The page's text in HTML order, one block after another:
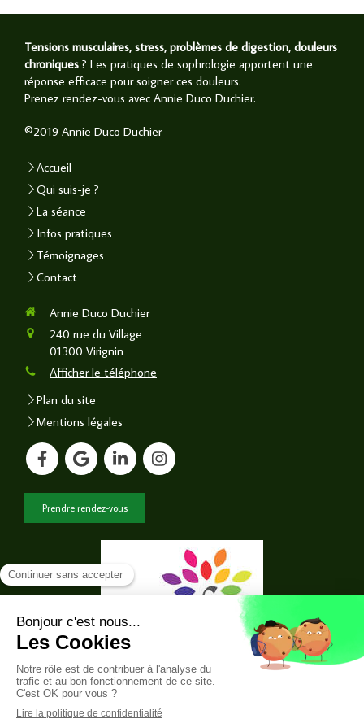
Tensions musculaires, stress, problèmes de digestion, douleurs
chroniques ? Les pratiques de sophrologie apportent une
réponse efficace pour soigner ces douleurs.
Prenez rendez-vous avec Annie Duco Duchier.
©2019 Annie Duco Duchier
Accueil
Qui suis-je ?
La séance
Infos pratiques
Témoignages
Contact
Annie Duco Duchier
240 rue du Village
01300 Virignin
Afficher le téléphone
Plan du site
Mentions légales
Prendre rendez-vous